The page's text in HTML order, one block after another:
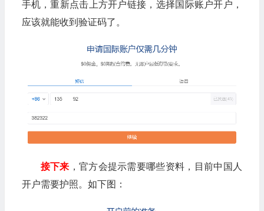
手机，重新点击上方开户链接，选择国际账户开户，
应该就能收到验证码了。
接下来 ，官方会提示需要哪些资料，目前中国人
开户需要护照。如下图：